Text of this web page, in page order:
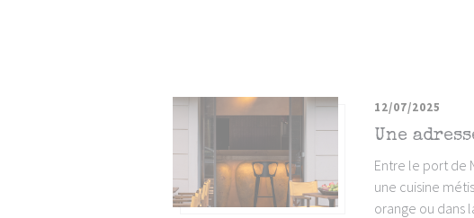
Une
12/07/2025
Entre le port de
une cuisine
orange ou dans